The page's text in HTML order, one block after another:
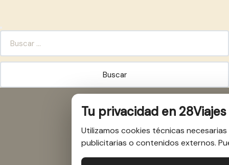
BUSCAR:
Tu privacidad en 28Viajes
Utilizamos cookies técnicas
publicitarias o contenidos externos.